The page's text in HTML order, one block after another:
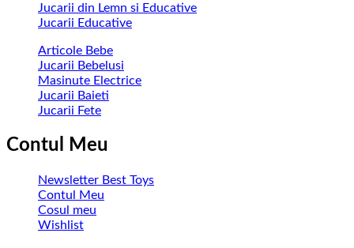
Jucarii din Lemn si Educative
Jucarii Educative
Articole Bebe
Jucarii Bebelusi
Masinute Electrice
Jucarii Baieti
Jucarii Fete
Contul Meu
Newsletter Best Toys
Contul Meu
Cosul meu
Wishlist